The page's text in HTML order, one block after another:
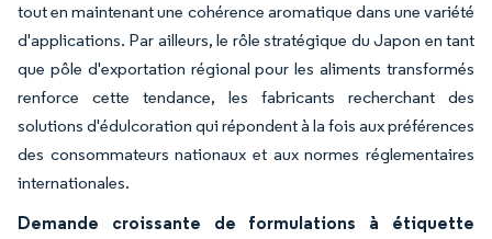
tout en maintenant une cohérence aromatique dans une variété
d'applications. Par ailleurs, le rôle stratégique du Japon en tant
que pôle d'exportation régional pour les aliments transformés
renforce cette tendance, les fabricants recherchant des
solutions d'édulcoration qui répondent à la fois aux préférences
des consommateurs nationaux et aux normes réglementaires
internationales.
Demande croissante de formulations à étiquette